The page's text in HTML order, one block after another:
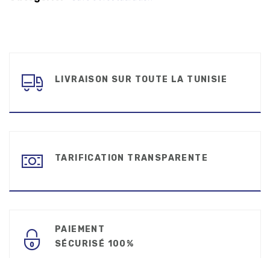
LIVRAISON SUR TOUTE LA TUNISIE
TARIFICATION TRANSPARENTE
PAIEMENT
SÉCURISÉ 100%